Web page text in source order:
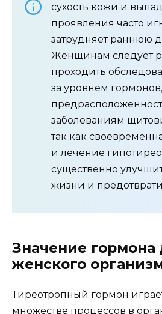
сухость кожи и
проявления часто
затрудняет раннюю
Женщинам следует
проходить
за уровнем
заболеваниям
так как
и лечение
существенно
жизни и
Значение гормона
женского
Тиреотропный гормон
множестве процессов в